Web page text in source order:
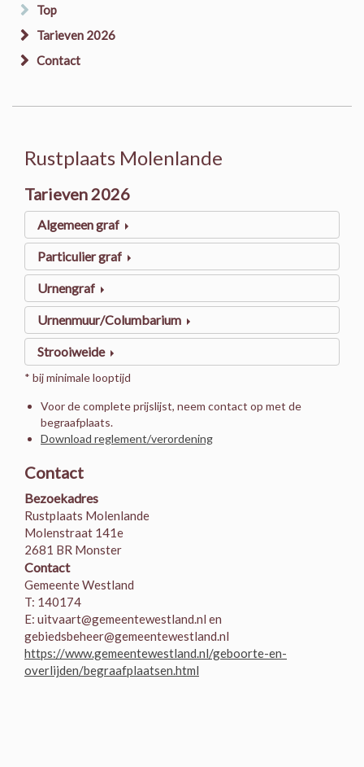
Top
Tarieven 2026
Contact
Rustplaats Molenlande
Tarieven 2026
Algemeen graf
Particulier graf
Urnengraf
Urnenmuur/Columbarium
Strooiweide
* bij minimale looptijd
Voor de complete prijslijst, neem contact op met de
begraafplaats.
Download reglement/verordening
Contact
Bezoekadres
Rustplaats Molenlande
Molenstraat 141e
2681 BR Monster
Contact
Gemeente Westland
T: 140174
E: uitvaart@gemeentewestland.nl en
gebiedsbeheer@gemeentewestland.nl
https://www.gemeentewestland.nl/geboorte-en-
overlijden/begraafplaatsen.html